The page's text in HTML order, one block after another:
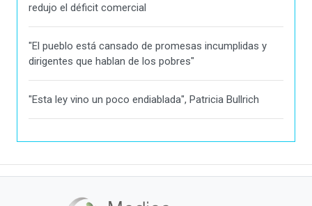
redujo el déficit comercial
"El pueblo está cansado de promesas incumplidas y
dirigentes que hablan de los pobres"
"Esta ley vino un poco endiablada", Patricia Bullrich